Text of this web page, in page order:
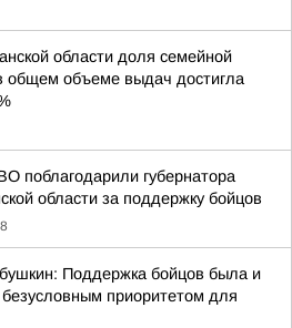
области доля семейной
общем объеме выдач достигла
поблагодарили губернатора
области за поддержку бойцов
Поддержка бойцов была и
безусловным приоритетом для